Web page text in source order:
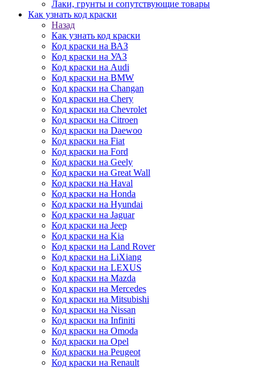
Лаки, грунты и сопутствующие товары
Как узнать код краски
Назад
Как узнать код краски
Код краски на ВАЗ
Код краски на УАЗ
Код краски на Audi
Код краски на BMW
Код краски на Changan
Код краски на Chery
Код краски на Chevrolet
Код краски на Citroen
Код краски на Daewoo
Код краски на Fiat
Код краски на Ford
Код краски на Geely
Код краски на Great Wall
Код краски на Haval
Код краски на Honda
Код краски на Hyundai
Код краски на Jaguar
Код краски на Jeep
Код краски на Kia
Код краски на Land Rover
Код краски на LiXiang
Код краски на LEXUS
Код краски на Mazda
Код краски на Mercedes
Код краски на Mitsubishi
Код краски на Nissan
Код краски на Infiniti
Код краски на Omoda
Код краски на Opel
Код краски на Peugeot
Код краски на Renault